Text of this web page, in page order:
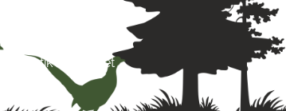
og lad dig
en butik – det er et